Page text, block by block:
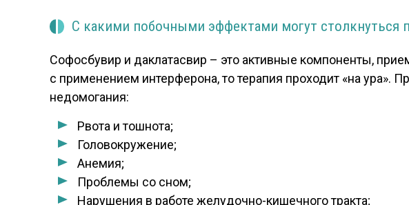
С какими побочными эффектами могут столкнуться
Софосбувир и даклатасвир – это активные компоненты,
с применением интерферона, то терапия проходит «на
недомогания:
Рвота и тошнота;
Головокружение;
Анемия;
Проблемы со сном;
Нарушения в работе желудочно-кишечного тракта;